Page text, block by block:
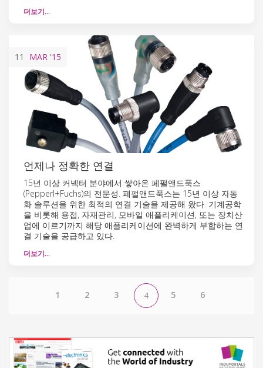
더보기…
11 MAR '15
언제나 정확한 연결
15년 이상 커넥터 분야에서 쌓아온 페펄앤드푹스
(Pepperl+Fuchs)의 전문성. 페펄앤드푹스는 15년 이상 자동
화 솔루션을 위한 최적의 연결 기술을 제공해 왔다. 기계공학
을 비롯해 용접, 자재관리, 모바일 애플리케이션, 또는 장치산
업에 이르기까지 해당 애플리케이션에 완벽하게 부합하는 연
결 기술을 공급하고 있다.
더보기…
1 2 3 4 5 6